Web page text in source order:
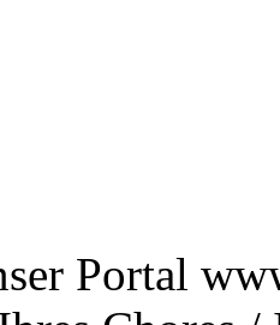
Portal